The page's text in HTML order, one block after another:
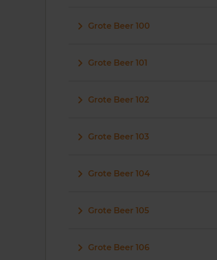
Grote Beer 100
Grote Beer 101
Grote Beer 102
Grote Beer 103
Grote Beer 104
Grote Beer 105
Grote Beer 106